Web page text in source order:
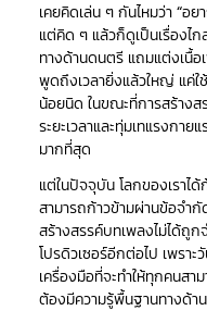
เคยคิดเล่น ๆ กันไหมว่า “อ
แต่คิด ๆ แล้วก็ดูเป็นเรื่องไ
ทางด้านดนตรี แถมแต่งเนื้อ
พูดถึงเวลายิ่งแล้วใหญ่ แค่ใ
น้อยนิด ในขณะที่การสร้าง
ระยะเวลาและทุ่มเทแรงกา
มากที่สุด
แต่ในปัจจุบัน โลกของเราได้
สามารถก้าวข้ามผ่านข้อจำ
สร้างสรรค์บทเพลงไม่ได้ถู
โปรดิวเซอร์อีกต่อไป เพรา
เครื่องมือที่จะทำให้ทุกคนสา
ต้องมีความรู้พื้นฐานทางด้า